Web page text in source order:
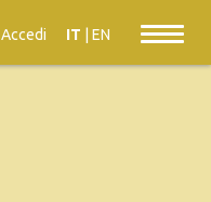
Accedi IT EN